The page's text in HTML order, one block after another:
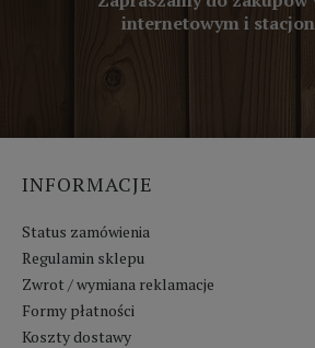
internetowym i
INFORMACJE
Status zamówienia
Regulamin sklepu
Zwrot / wymiana reklamacje
Formy płatności
Koszty dostawy